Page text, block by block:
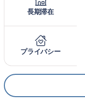
長期滞在
プライバシー